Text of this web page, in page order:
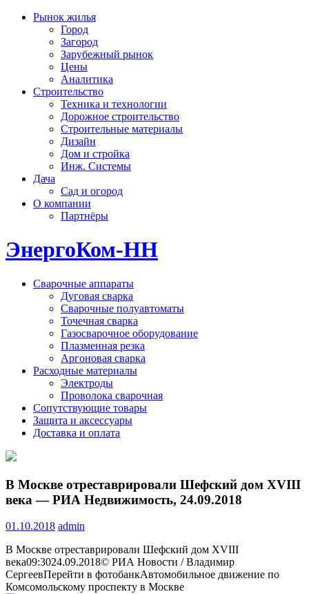
Рынок жилья
Город
Загород
Зарубежный рынок
Цены
Аналитика
Строительство
Техника и технологии
Дорожное строительство
Строительные материалы
Дизайн
Дом и стройка
Инж. Системы
Дача
Сад и огород
О компании
Партнёры
ЭнергоКом-НН
Сварочные аппараты
Дуговая сварка
Сварочные полуавтоматы
Точечная сварка
Газосварочное оборудование
Плазменная резка
Аргоновая сварка
Расходные материалы
Электроды
Проволока сварочная
Сопутствующие товары
Защита и аксессуары
Доставка и оплата
В Москве отреставрировали Шефский дом XVIII
века — РИА Недвижимость, 24.09.2018
01.10.2018 admin
В Москве отреставрировали Шефский дом XVIII
века09:3024.09.2018© РИА Новости / Владимир
СергеевПерейти в фотобанкАвтомобильное движение по
Комсомольскому проспекту в Москве